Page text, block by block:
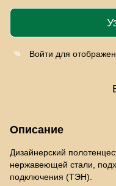
% Войти для
Описание
Дизайнерский
нержавеющей стали,
подключения (ТЭН).